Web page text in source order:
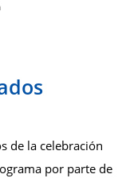
de la celebración
por parte de